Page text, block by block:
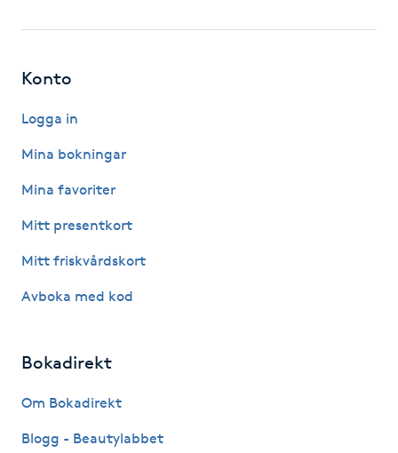
IPL
IR-massage
Japansk massage
Konto
Logga in
Mina bokningar
Mina favoriter
Mitt presentkort
Mitt friskvårdskort
Avboka med kod
Bokadirekt
Om Bokadirekt
Blogg - Beautylabbet